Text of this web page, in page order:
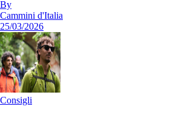
By
Cammini d'Italia
25/03/2026
Consigli